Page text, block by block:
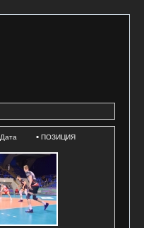
Дата • ПОЗИЦИЯ